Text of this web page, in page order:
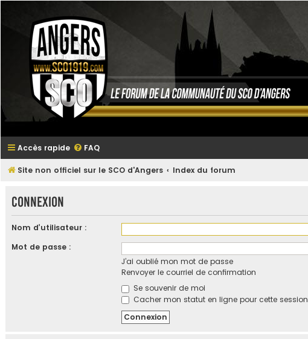
Accès rapide FAQ
Site non officiel sur le SCO d'Angers Index du forum
Connexion
Nom d’utilisateur :
Mot de passe :
J’ai oublié mon mot de passe
Renvoyer le courriel de confirmation
Se souvenir de moi
Cacher mon statut en ligne pour cette session